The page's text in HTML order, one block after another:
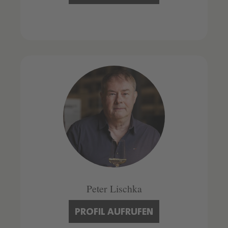
Peter Lischka
PROFIL AUFRUFEN